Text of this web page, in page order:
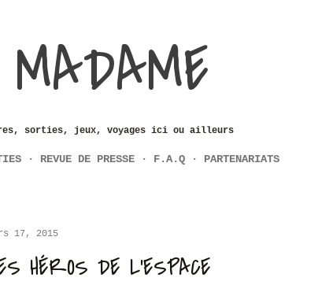
sorties, jeux, voyages ici ou ailleurs
REVUE DE PRESSE F.A.Q PARTENARIATS
17, 2015
HÉROS DE L'ESPACE